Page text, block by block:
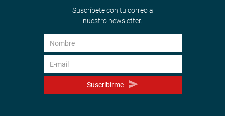
Suscríbete con tu correo a
nuestro newsletter.
Suscribirme